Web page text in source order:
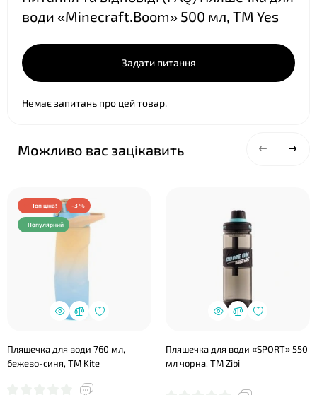
води «Minecraft.Boom» 500 мл, ТМ Yes
Задати питання
Немає запитань про цей товар.
Можливо вас зацікавить
Топ ціна! -3 %
Популярний
Пляшечка для води 760 мл,
бежево-синя, ТМ Kite
Пляшечка для води «SPORT» 550
мл чорна, ТМ Zibi